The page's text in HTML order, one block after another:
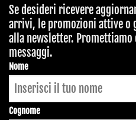
Se desideri ricevere
arrivi, le promozioni attive
alla newsletter.
messaggi.
Nome
Cognome